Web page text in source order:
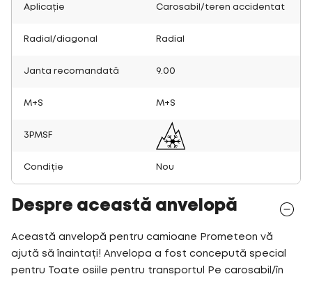
Aplicație Carosabil/teren accidentat
Radial/diagonal Radial
Janta recomandată 9.00
M+S M+S
3PMSF
Condiție Nou
Despre această anvelopă
Această anvelopă pentru camioane Prometeon vă
ajută să înaintați! Anvelopa a fost concepută special
pentru Toate osiile pentru transportul Pe carosabil/în